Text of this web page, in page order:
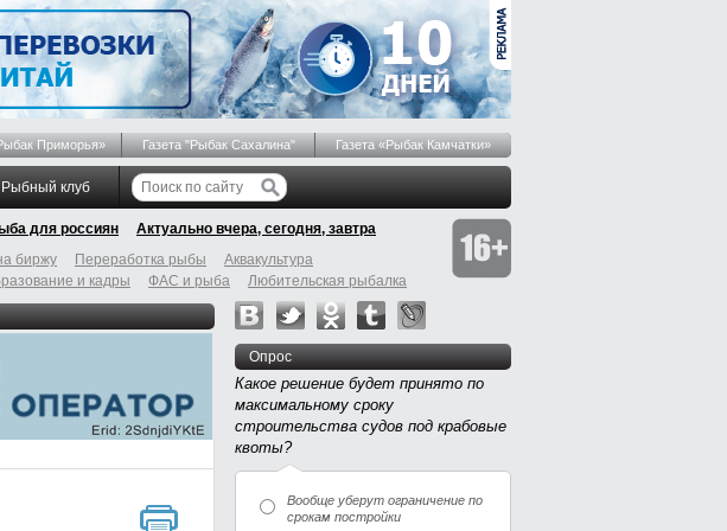
Приморья» Газета "Рыбак Сахалина" Газета «Рыбак Камчатки»
Рыбный клуб
для россиян
Актуально вчера, сегодня, завтра
биржу Переработка рыбы
Аквакультура
и кадры ФАС и рыба Любительская рыбалка
Опрос
Какое решение будет принято по
максимальному сроку
строительства судов под крабовые
квоты?
Вообще уберут ограничение по
срокам постройки